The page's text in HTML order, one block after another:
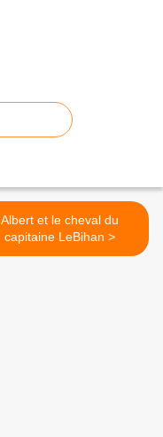
Albert et le cheval du
capitaine LeBihan >